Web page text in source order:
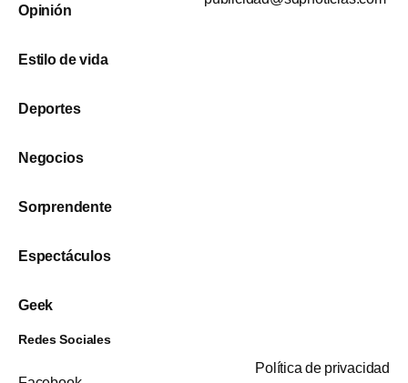
Opinión
Estilo de vida
Deportes
Negocios
Sorprendente
Espectáculos
Geek
Redes Sociales
Política de privacidad